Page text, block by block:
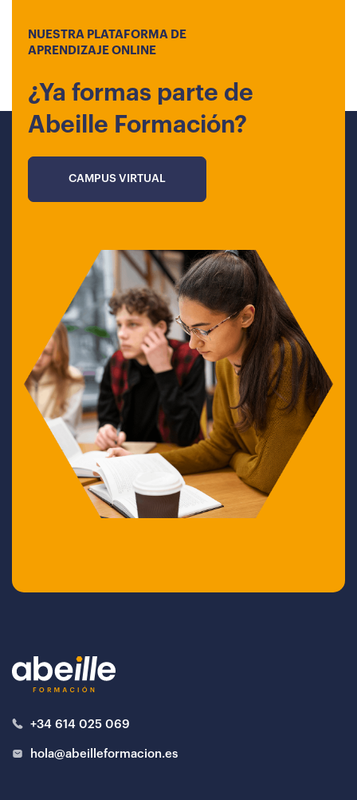
NUESTRA PLATAFORMA DE
APRENDIZAJE ONLINE
¿Ya formas parte de
Abeille Formación?
CAMPUS VIRTUAL
+34 614 025 069
hola@abeilleformacion.es